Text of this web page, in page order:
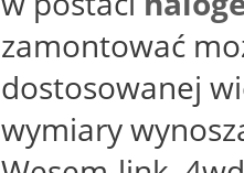
zamontować
dostosowanej
wymiary